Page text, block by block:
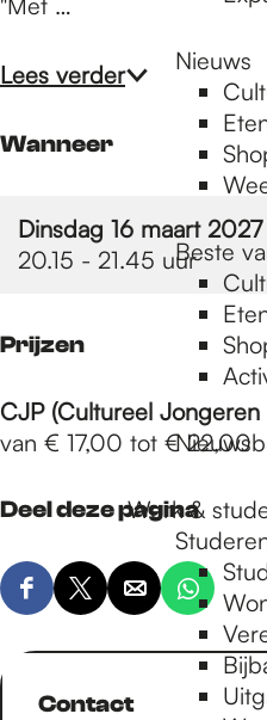
Nieuws
Beste
Werk &
Lees verder
Wanneer
Dinsdag 16 maart 2027
20.15 - 21.45 uur
Prijzen
CJP (Cultureel
van € 17,00 tot € 22,00
Deel deze pagina
D
e
D
e
l
D
e
l
D
e
Contact